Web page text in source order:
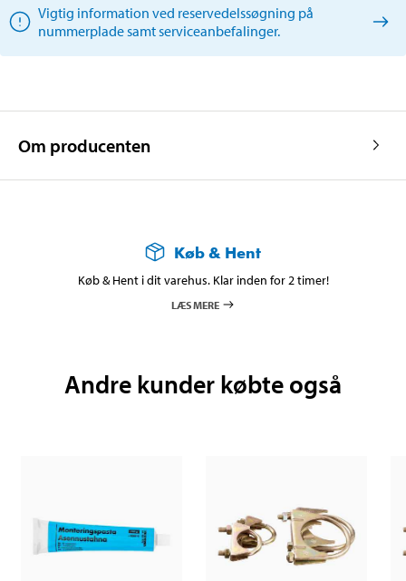
Vigtig information ved reservedelssøgning på
nummerplade samt serviceanbefalinger.
Om producenten
Køb & Hent
Køb & Hent i dit varehus. Klar inden for 2 timer!
LÆS MERE
Andre kunder købte også